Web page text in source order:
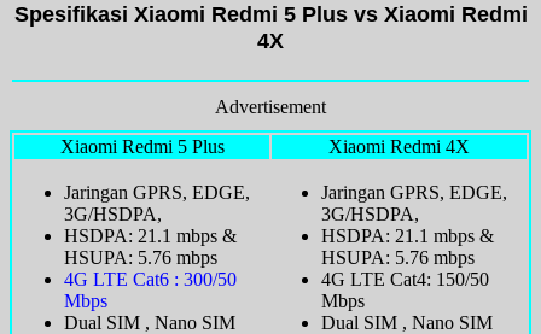
Spesifikasi Xiaomi Redmi 5 Plus vs Xiaomi Redmi
4X
Advertisement
Xiaomi Redmi 5 Plus
Xiaomi Redmi 4X
Jaringan GPRS, EDGE,
3G/HSDPA,
HSDPA: 21.1 mbps &
HSUPA: 5.76 mbps
4G LTE Cat6 : 300/50
Mbps
Dual SIM , Nano SIM
Jaringan GPRS, EDGE,
3G/HSDPA,
HSDPA: 21.1 mbps &
HSUPA: 5.76 mbps
4G LTE Cat4: 150/50
Mbps
Dual SIM , Nano SIM